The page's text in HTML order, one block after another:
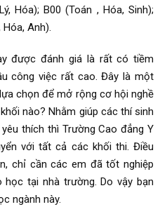
Hóa); B00 (Toán , Hóa, Sinh);
Hóa, Anh).
được đánh giá là rất có tiềm
công việc rất cao. Đây là một
chọn để mở rộng cơ hội nghề
nào? Nhằm giúp các thí sinh
thích thì Trường Cao đẳng Y
với tất cả các khối thi. Điều
chỉ cần các em đã tốt nghiệp
tại nhà trường. Do vậy bạn
ngành này.